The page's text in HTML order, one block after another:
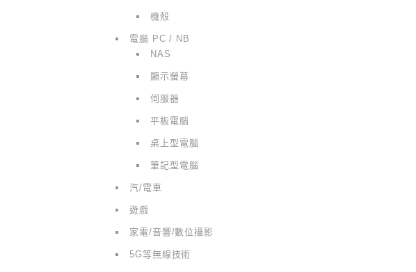
機殼
電腦 PC / NB
NAS
顯示螢幕
伺服器
平板電腦
桌上型電腦
筆記型電腦
汽/電車
遊戲
家電/音響/數位攝影
5G等無線技術